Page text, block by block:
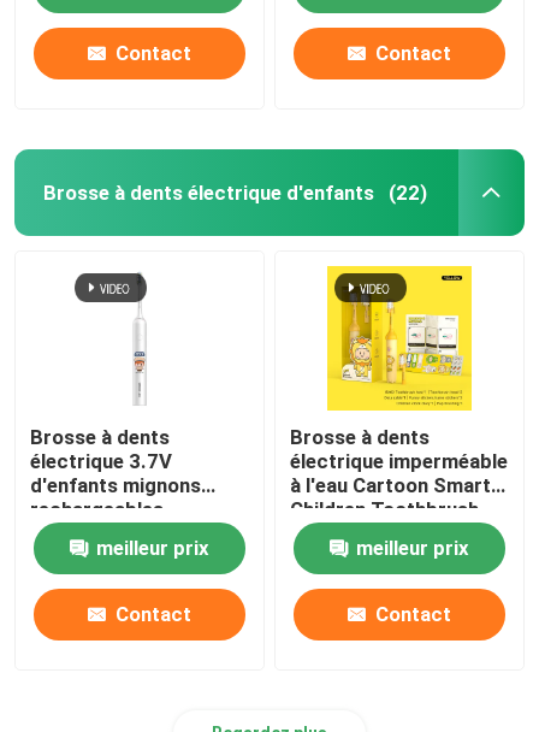
Contact Contact
Brosse à dents électrique d'enfants (22)
Brosse à dents
électrique 3.7V
d'enfants mignons
rechargeables
imperméable avec 4
modes meilleur prix
Contact
Brosse à dents
électrique imperméable
à l'eau Cartoon Smart
Children Toothbrush
Brosse à dents
automatiquemeilleur prix
Contact